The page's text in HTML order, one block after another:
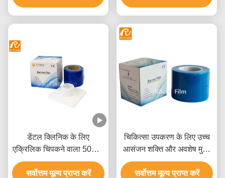
डेंटल क्लिनिक के लिए
एक्रिलिक चिपकने वाला 50mic
पीई प्लास्टिक बैरियर फिल्म
सर्वोत्तम मूल्य प्राप्त करें
चिकित्सा उपकरण के लिए उच्च
आसंजन शक्ति और अवशेष मुक्त
हटाने के साथ टिकाऊ कोर पीई
सुरक्षात्मक फिल्म
सर्वोत्तम मूल्य प्राप्त करें